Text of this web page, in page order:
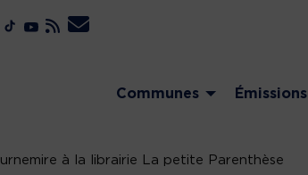
Communes Émissions
à la librairie La petite Parenthèse